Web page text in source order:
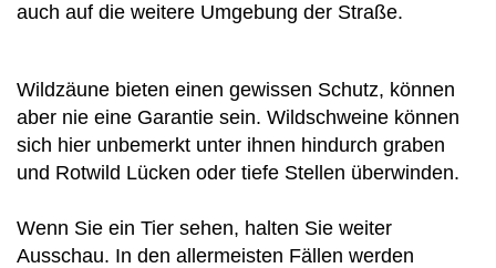
auch auf die weitere Umgebung der Straße.
Wildzäune bieten einen gewissen Schutz, können
aber nie eine Garantie sein. Wildschweine können
sich hier unbemerkt unter ihnen hindurch graben
und Rotwild Lücken oder tiefe Stellen überwinden.
Wenn Sie ein Tier sehen, halten Sie weiter
Ausschau. In den allermeisten Fällen werden